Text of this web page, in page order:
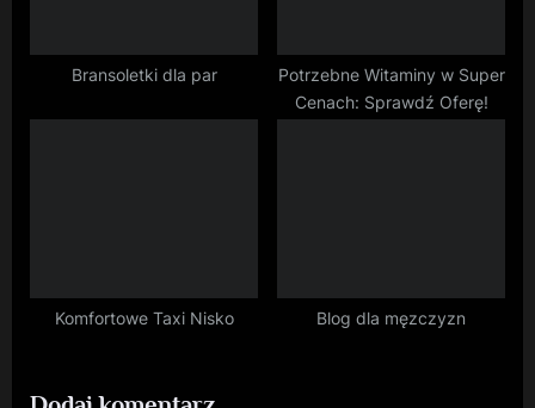
Bransoletki dla par
Potrzebne Witaminy w Super
Cenach: Sprawdź Oferę!
Komfortowe Taxi Nisko Blog dla męzczyzn